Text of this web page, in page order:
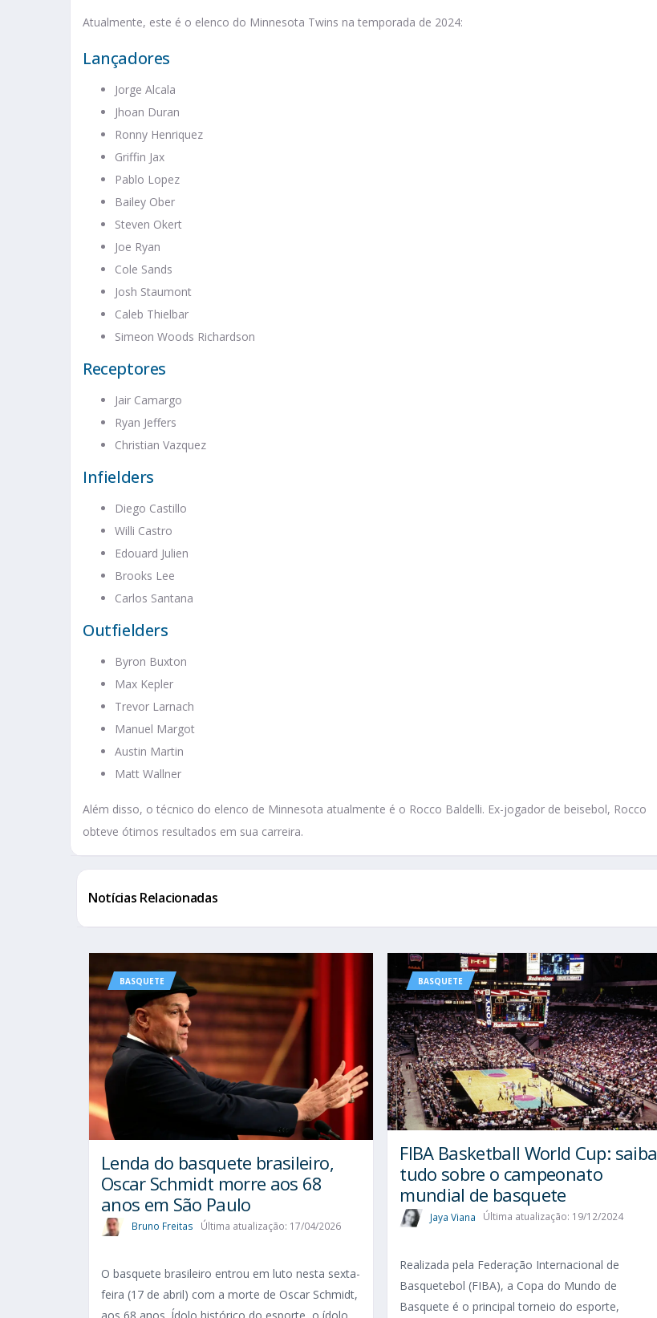
Atualmente, este é o elenco do Minnesota Twins na temporada de 2024:
Lançadores
Jorge Alcala
Jhoan Duran
Ronny Henriquez
Griffin Jax
Pablo Lopez
Bailey Ober
Steven Okert
Joe Ryan
Cole Sands
Josh Staumont
Caleb Thielbar
Simeon Woods Richardson
Receptores
Jair Camargo
Ryan Jeffers
Christian Vazquez
Infielders
Diego Castillo
Willi Castro
Edouard Julien
Brooks Lee
Carlos Santana
Outfielders
Byron Buxton
Max Kepler
Trevor Larnach
Manuel Margot
Austin Martin
Matt Wallner
Além disso, o técnico do elenco de Minnesota atualmente é o Rocco Baldelli. Ex-jogador de beisebol, Rocco
obteve ótimos resultados em sua carreira.
Notícias Relacionadas
BASQUETE
Lenda do basquete brasileiro,
Oscar Schmidt morre aos 68
anos em São Paulo
Bruno Freitas Última atualização: 17/04/2026
O basquete brasileiro entrou em luto nesta sexta-
feira (17 de abril) com a morte de Oscar Schmidt,
BASQUETE
FIBA Basketball World Cup: saiba
tudo sobre o campeonato
mundial de basquete
Jaya Viana Última atualização: 19/12/2024
Realizada pela Federação Internacional de
Basquetebol (FIBA), a Copa do Mundo de
Basquete é o principal torneio do esporte,